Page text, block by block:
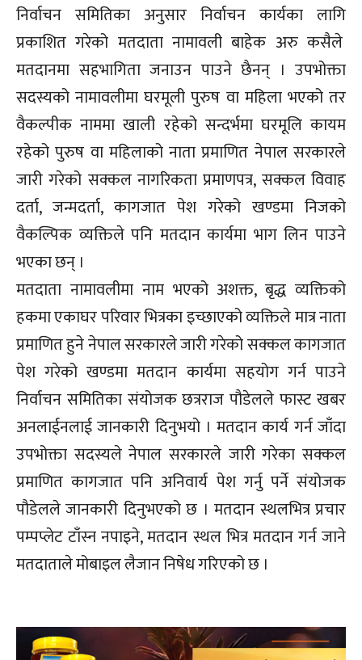
निर्वाचन समितिका अनुसार निर्वाचन कार्यका लागि
प्रकाशित गरेको मतदाता नामावली बाहेक अरु कसैले
मतदानमा सहभागिता जनाउन पाउने छैनन् । उपभोक्ता
सदस्यको नामावलीमा घरमूली पुरुष वा महिला भएको तर
वैकल्पीक नाममा खाली रहेको सन्दर्भमा घरमूलि कायम
रहेको पुरुष वा महिलाको नाता प्रमाणित नेपाल सरकारले
जारी गरेको सक्कल नागरिकता प्रमाणपत्र, सक्कल विवाह
दर्ता, जन्मदर्ता, कागजात पेश गरेको खण्डमा निजको
वैकल्पिक व्यक्तिले पनि मतदान कार्यमा भाग लिन पाउने
भएका छन् ।
मतदाता नामावलीमा नाम भएको अशक्त, बृद्ध व्यक्तिको
हकमा एकाघर परिवार भित्रका इच्छाएको व्यक्तिले मात्र नाता
प्रमाणित हुने नेपाल सरकारले जारी गरेको सक्कल कागजात
पेश गरेको खण्डमा मतदान कार्यमा सहयोग गर्न पाउने
निर्वाचन समितिका संयोजक छत्रराज पौडेलले फास्ट खबर
अनलाईनलाई जानकारी दिनुभयो । मतदान कार्य गर्न जाँदा
उपभोक्ता सदस्यले नेपाल सरकारले जारी गरेका सक्कल
प्रमाणित कागजात पनि अनिवार्य पेश गर्नु पर्ने संयोजक
पौडेलले जानकारी दिनुभएको छ । मतदान स्थलभित्र प्रचार
पम्पप्लेट टाँस्न नपाइने, मतदान स्थल भित्र मतदान गर्न जाने
मतदाताले मोबाइल लैजान निषेध गरिएको छ ।